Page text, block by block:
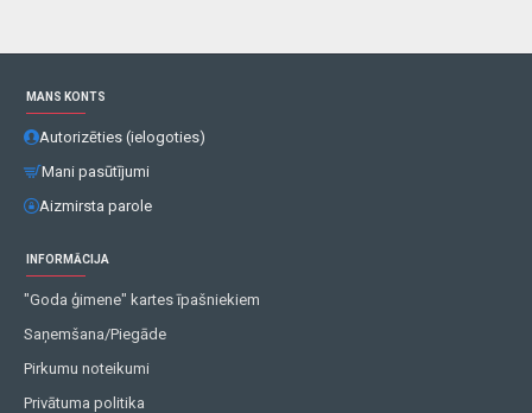
MANS KONTS
Autorizēties (ielogoties)
Mani pasūtījumi
Aizmirsta parole
INFORMĀCIJA
"Goda ģimene" kartes īpašniekiem
Saņemšana/Piegāde
Pirkumu noteikumi
Privātuma politika